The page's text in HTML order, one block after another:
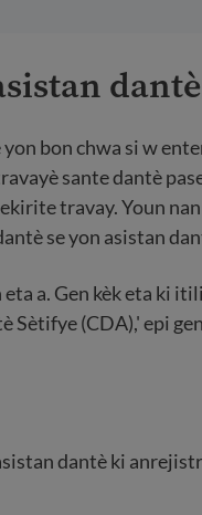
bon chwa si w
sante dantè
travay. Youn
se yon asistan
a. Gen kèk eta ki
Sètifye (CDA),' epi
dantè ki